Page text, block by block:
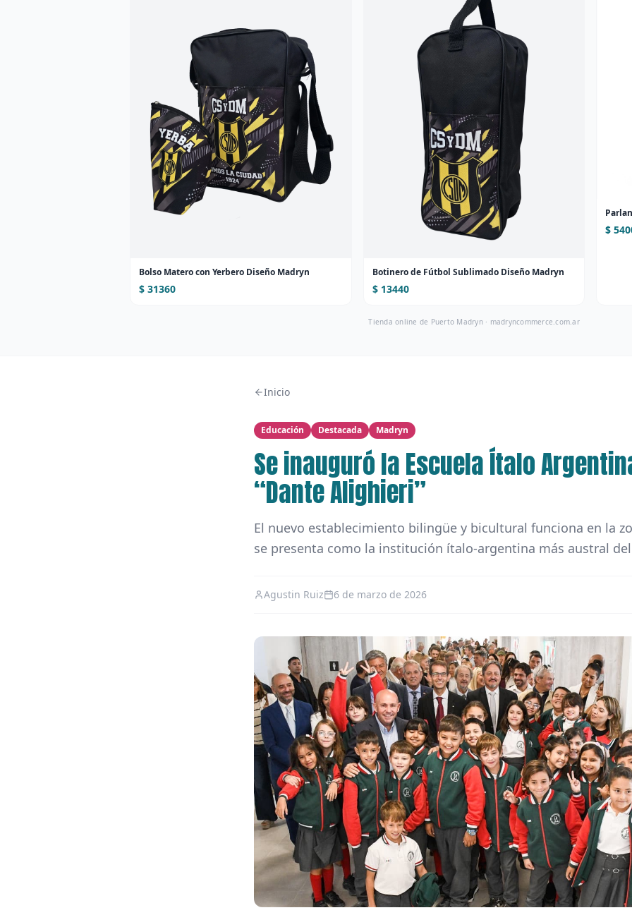
Bolso Matero con Yerbero Diseño Madryn
$ 31360
Botinero de Fútbol Sublimado Diseño Madryn
$ 13440
$
Tienda online de Puerto Madryn · madryncommerce.com.ar
Inicio
Educación Destacada Madryn
Se inauguró la Escuela Ítalo
“Dante Alighieri”
El nuevo establecimiento bilingüe y bicultural funciona en la
se presenta como la institución ítalo-argentina más austral
Agustin Ruiz 6 de marzo de 2026